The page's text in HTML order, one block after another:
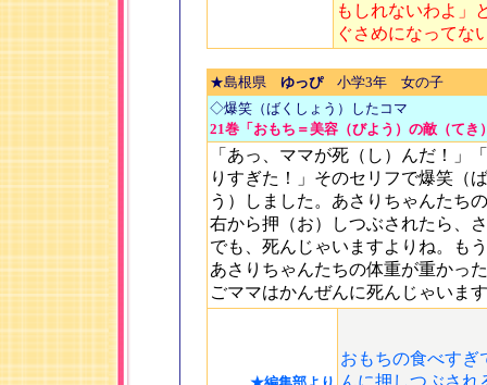
もしれないわよ」
ぐさめになってな
★島根県 ゆっぴ小学3年 女の子
◇爆笑（ばくしょう）したコマ
21巻「おもち＝美容（びよう）の敵（てき
「あっ、ママが死（し）んだ！」
りすぎた！」そのセリフで爆笑（
う）しました。あさりちゃんたち
右から押（お）しつぶされたら、
でも、死んじゃいますよりね。も
あさりちゃんたちの体重が重かっ
ごママはかんぜんに死んじゃいま
おもちの食べすぎ
んに押しつぶされ